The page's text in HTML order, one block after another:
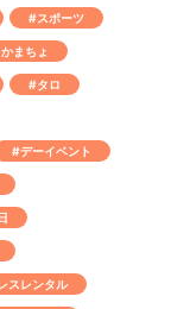
#スポーツ
まちょ
#タロ
#デーイベント
スレンタル